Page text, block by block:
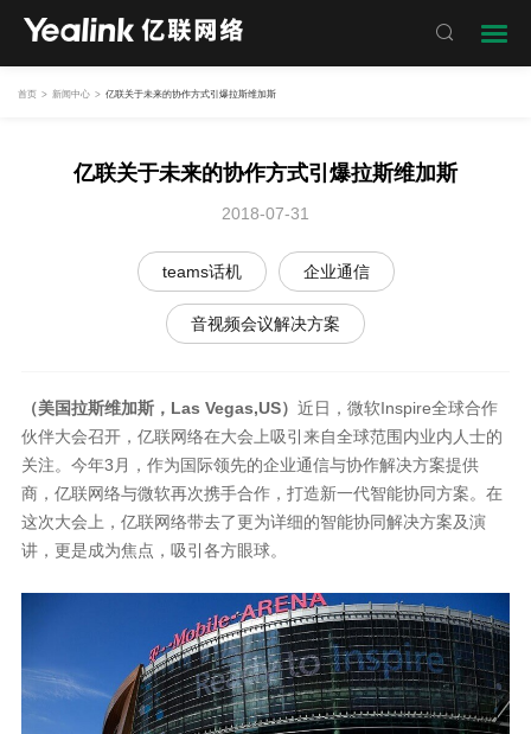

首页 > 新闻中心 > 亿联关于未来的协作方式引爆拉斯维加斯
亿联关于未来的协作方式引爆拉斯维加斯
2018-07-31
teams话机 企业通信
音视频会议解决方案
（美国拉斯维加斯，Las Vegas,US） 近日，微软Inspire全球合作
伙伴大会召开，亿联网络在大会上吸引来自全球范围内业内人士的
关注。今年3月，作为国际领先的企业通信与协作解决方案提供
商，亿联网络与微软再次携手合作，打造新一代智能协同方案。在
这次大会上，亿联网络带去了更为详细的智能协同解决方案及演
讲，更是成为焦点，吸引各方眼球。